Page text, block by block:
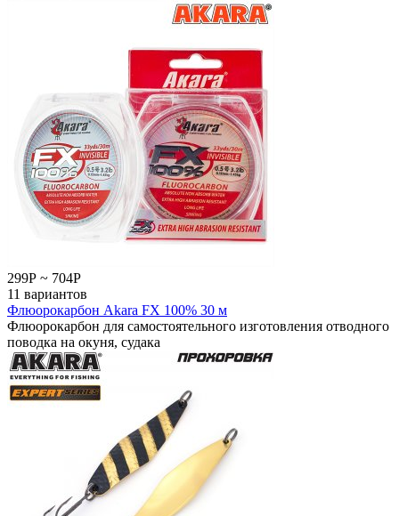
299Р ~ 704Р
11 вариантов
Флюорокарбон Akara FX 100% 30 м
Флюорокарбон для самостоятельного изготовления отводного
поводка на окуня, судака